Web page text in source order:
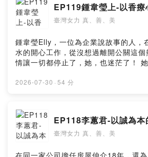
EP119鍾韋瑩上-以香療
臺灣女力 真、善、美
鍾韋瑩Elly，一位為企業說故事的人，
水的開心工作，從沒想過離開公關這
情讓一切都停止了，她，也迷茫了！
去到不熟悉的基隆居住，開始放慢腳步
2026-07-30 · 54 分
EP118李蕙君-以誠為本
臺灣女力 真、善、美
在同一家公司擔任房屋仲介18年，還